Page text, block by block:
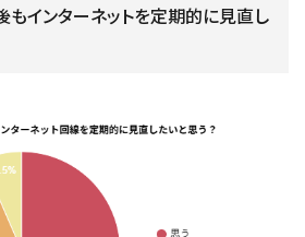
インターネットを定期的に見直し